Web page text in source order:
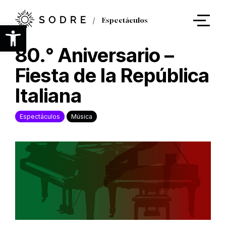
Abrir barra de herramientas
contenido
principal
Espectáculos
80.° Aniversario –
Fiesta de la República
Italiana
Espectáculos Música